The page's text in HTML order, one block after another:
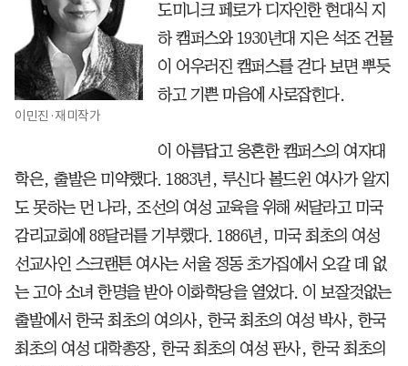
이민진·재미작가
도미니크 페로가 디자인한 현대식 지
하 캠퍼스와 1930년대 지은 석조 건물
이 어우러진 캠퍼스를 걷다 보면 뿌듯
하고 기쁜 마음에 사로잡힌다.
이 아름답고 웅혼한 캠퍼스의 여자대
학은, 출발은 미약했다. 1883년, 루신다 볼드윈 여사가 알지
도 못하는 먼 나라, 조선의 여성 교육을 위해 써달라고 미국
감리교회에 88달러를 기부했다. 1886년, 미국 최초의 여성
선교사인 스크랜튼 여사는 서울 정동 초가집에서 오갈 데 없
는 고아 소녀 한명을 받아 이화학당을 열었다. 이 보잘것없는
출발에서 한국 최초의 여의사, 한국 최초의 여성 박사, 한국
최초의 여성 대학총장, 한국 최초의 여성 판사, 한국 최초의